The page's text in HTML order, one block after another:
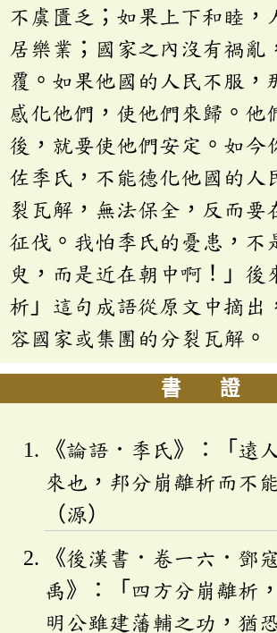
不虞匱乏；如果上下和睦，
居樂業；國家之內沒有禍亂
覆。如果他國的人民不服，
感化他們，使他們來歸。他
後，就要使他們安定。如今
佐季氏，不能德化他國的人
裂瓦解，無法保全，反而要
征伐。我怕季氏的憂患，不
臾，而是近在朝中啊！」後
析」這句成語從原文中摘出
容國家或集團的分裂瓦解。
書 證
《論語．季氏》：「遠
來也，邦分崩離析而不
（源）
《後漢書．卷一六．鄧
禹》：「四方分崩離析
明公雖建藩輔之功，猶